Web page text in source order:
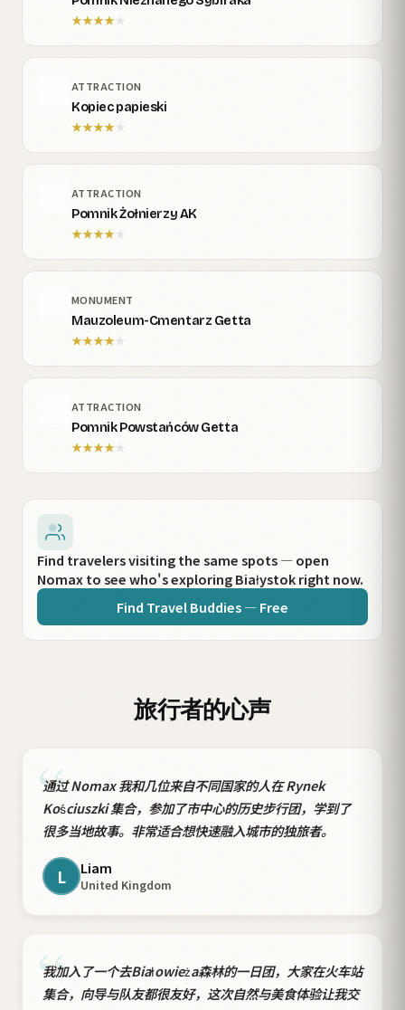
★★★★★
ATTRACTION
Kopiec papieski
★★★★★
ATTRACTION
Pomnik Żołnierzy AK
★★★★★
MONUMENT
Mauzoleum-Cmentarz Getta
★★★★★
ATTRACTION
Pomnik Powstańców Getta
★★★★ ★
Find travelers visiting the same spots — open
Nomax to see who's exploring Białystok right now.
Find Travel Buddies — Free
旅行者的心声
“
通过 Nomax 我和几位来自不同国家的人在 Rynek
Kościuszki 集合，参加了市中心的历史步行团，学到了
很多当地故事。非常适合想快速融入城市的独旅者。
L Liam
United Kingdom
“
我加入了一个去Białowieża森林的一日团，大家在火车站
集合，向导与队友都很友好，这次自然与美食体验让我交